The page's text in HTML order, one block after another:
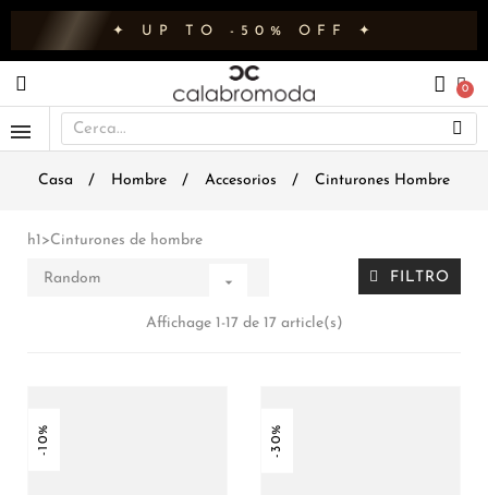
✦ UP TO -50% OFF ✦
Casa Hombre Accesorios Cinturones Hombre
h1>Cinturones de hombre
Random  FILTRO
Affichage 1-17 de 17 article(s)
-10% -30%